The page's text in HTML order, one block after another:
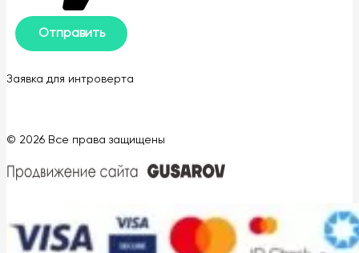
Заявка для интроверта
© 2026 Все права защищены